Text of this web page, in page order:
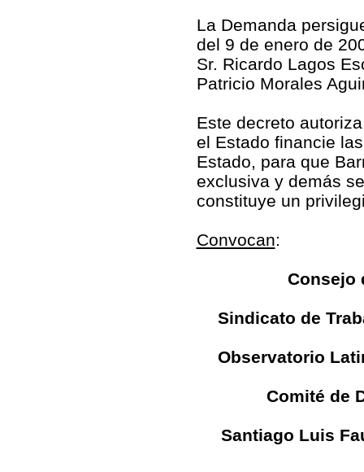
La Demanda
del 9 de enero de
Sr. Ricardo Lagos
Patricio Morales
Este decreto
el Estado financie
Estado, para que
exclusiva y demás
constituye un
Convocan:
Consejo
Sindicato de
Observatorio
Comité de
Santiago Luis